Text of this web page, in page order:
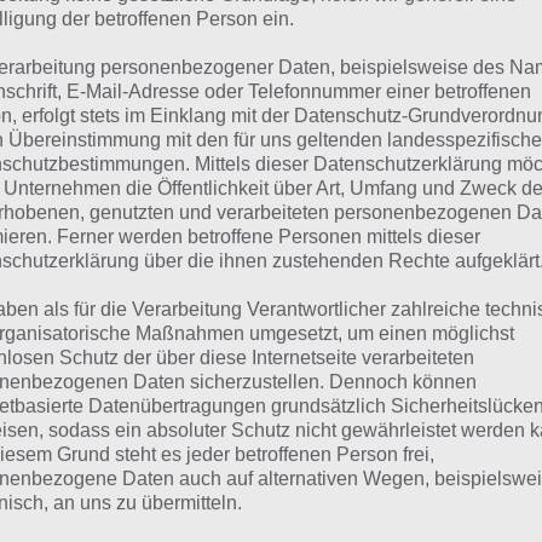
Titanenarena und das
in Dawn
befinden sich rechts der unbesetzen
desto stärker die Gegner und desto höher die
müssen 13 Portalsteine eingesetzt werden.
der aber meist nur ein, manchmal auch 2 Sterne
4 Erfahrung für den eigenen Titanen von 700. Aber
mit 4 normalen Kämpfen bringt da deutlich
von Ländern auch noch Gold oder Nahrung gibt.
der betroffenen Person ein.
personenbezogener Daten, beispielsweise des
E-Mail-Adresse oder Telefonnummer einer betroffenen
erfolgt stets im Einklang mit der Datenschutz-
Übereinstimmung mit den für uns geltenden
Mittels dieser Datenschutzerklärung
Unternehmen die Öffentlichkeit über Art, Umfang und Zweck
genutzten und verarbeiteten personenbezogenen
Ferner werden betroffene Personen mittels dieser
über die ihnen zustehenden Rechte aufgeklärt.
als für die Verarbeitung Verantwortlicher zahlreiche
Maßnahmen umgesetzt, um einen möglichst
Schutz der über diese Internetseite verarbeiteten
Daten sicherzustellen. Dennoch können
Datenübertragungen grundsätzlich Sicherheitslücken
sodass ein absoluter Schutz nicht gewährleistet werden
Grund steht es jeder betroffenen Person frei,
Daten auch auf alternativen Wegen,
an uns zu übermitteln.